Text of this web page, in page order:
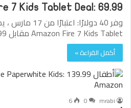
7 Kids Tablet Deal: 69.99 $
وفر 40 دولارًا:
Amazon Fire 7 Kids Tablet مقابل 69.99 دولارًا…
أكمل القراءة »
mrabi
0
6